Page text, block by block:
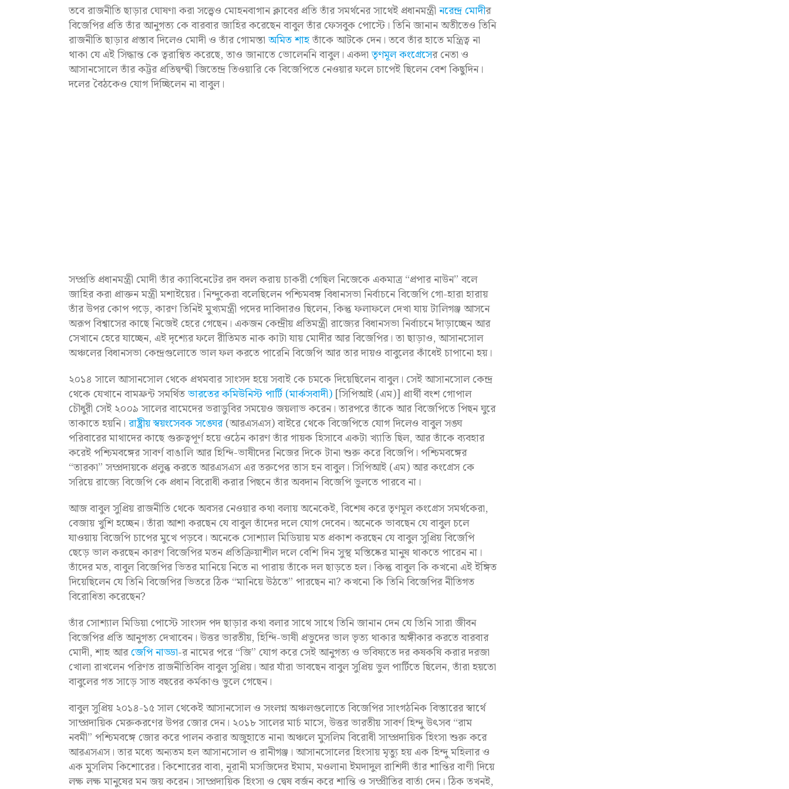
তবে রাজনীতি ছাড়ার ঘোষণা করা সত্ত্বেও মোহনবাগান ক্লাবের প্রতি তাঁর সমর্থনের সাথেই প্রধানমন্ত্রী নরেন্দ্র মোদীর
বিজেপির প্রতি তাঁর আনুগত্য কে বারবার জাহির করেছেন বাবুল তাঁর ফেসবুক পোস্টে। তিনি জানান অতীতেও তিনি
রাজনীতি ছাড়ার প্রস্তাব দিলেও মোদী ও তাঁর গোমস্তা অমিত শাহতাঁকে আটকে দেন। তবে তাঁর হাতে মন্ত্রিত্ব না
থাকা যে এই সিদ্ধান্ত কে ত্বরান্বিত করেছে, তাও জানাতে ভোলেননি বাবুল। একদাতৃণমূল কংগ্রেসের নেতা ও
আসানসোলে তাঁর কট্টর প্রতিদ্বন্দ্বী জিতেন্দ্র তিওয়ারি কে বিজেপিতে নেওয়ার ফলে চাপেই ছিলেন বেশ কিছুদিন।
দলের বৈঠকেও যোগ দিচ্ছিলেন না বাবুল।
সম্প্রতি প্রধানমন্ত্রী মোদী তাঁর ক্যাবিনেটের রদ বদল করায় চাকরী গেছিল নিজেকে একমাত্র “প্রপার নাউন” বলে
জাহির করা প্রাক্তন মন্ত্রী মশাইয়ের। নিন্দুকেরা বলেছিলেন পশ্চিমবঙ্গ বিধানসভা নির্বাচনে বিজেপি গো-হারা হারায়
তাঁর উপর কোপ পড়ে, কারণ তিনিই মুখ্যমন্ত্রী পদের দাবিদারও ছিলেন, কিন্তু ফলাফলে দেখা যায় টালিগঞ্জ আসনে
অরূপ বিশ্বাসের কাছে নিজেই হেরে গেছেন। একজন কেন্দ্রীয় প্রতিমন্ত্রী রাজ্যের বিধানসভা নির্বাচনে দাঁড়াচ্ছেন আর
সেখানে হেরে যাচ্ছেন, এই দৃশ্যের ফলে রীতিমত নাক কাটা যায় মোদীর আর বিজেপির। তা ছাড়াও, আসানসোল
অঞ্চলের বিধানসভা কেন্দ্রগুলোতে ভাল ফল করতে পারেনি বিজেপি আর তার দায়ও বাবুলের কাঁধেই চাপানো হয়।
২০১৪ সালে আসানসোল থেকে প্রথমবার সাংসদ হয়ে সবাই কে চমকে দিয়েছিলেন বাবুল। সেই আসানসোল কেন্দ্র
থেকে যেখানে বামফ্রন্ট সমর্থিতভারতের কমিউনিস্ট পার্টি (মার্কসবাদী) [সিপিআই (এম)] প্রার্থী বংশ গোপাল
চৌধুরী সেই ২০০৯ সালের বামেদের ভরাডুবির সময়েও জয়লাভ করেন। তারপরে তাঁকে আর বিজেপিতে পিছন ঘুরে
তাকাতে হয়নি। রাষ্ট্রীয় স্বয়ংসেবক সঙ্ঘের(আরএসএস) বাইরে থেকে বিজেপিতে যোগ দিলেও বাবুল সঙ্ঘ
পরিবারের মাথাদের কাছে গুরুত্বপূর্ণ হয়ে ওঠেন কারণ তাঁর গায়ক হিসাবে একটা খ্যাতি ছিল, আর তাঁকে ব্যবহার
করেই পশ্চিমবঙ্গের সাবর্ণ বাঙালি আর হিন্দি-ভাষীদের নিজের দিকে টানা শুরু করে বিজেপি। পশ্চিমবঙ্গের
“তারকা” সম্প্রদায়কে প্রলুব্ধ করতে আরএসএস এর তরুপের তাস হন বাবুল। সিপিআই (এম) আর কংগ্রেস কে
সরিয়ে রাজ্যে বিজেপি কে প্রধান বিরোধী করার পিছনে তাঁর অবদান বিজেপি ভুলতে পারবে না।
আজ বাবুল সুপ্রিয় রাজনীতি থেকে অবসর নেওয়ার কথা বলায় অনেকেই, বিশেষ করে তৃণমূল কংগ্রেস সমর্থকেরা,
বেজায় খুশি হচ্ছেন। তাঁরা আশা করছেন যে বাবুল তাঁদের দলে যোগ দেবেন। অনেকে ভাবছেন যে বাবুল চলে
যাওয়ায় বিজেপি চাপের মুখে পড়বে। অনেকে সোশ্যাল মিডিয়ায় মত প্রকাশ করছেন যে বাবুল সুপ্রিয় বিজেপি
ছেড়ে ভাল করছেন কারণ বিজেপির মতন প্রতিক্রিয়াশীল দলে বেশি দিন সুস্থ মস্তিষ্কের মানুষ থাকতে পারেন না।
তাঁদের মত, বাবুল বিজেপির ভিতর মানিয়ে নিতে না পারায় তাঁকে দল ছাড়তে হল। কিন্তু বাবুল কি কখনো এই ইঙ্গিত
দিয়েছিলেন যে তিনি বিজেপির ভিতরে ঠিক “মানিয়ে উঠতে” পারছেন না? কখনো কি তিনি বিজেপির নীতিগত
বিরোধিতা করেছেন?
তাঁর সোশ্যাল মিডিয়া পোস্টে সাংসদ পদ ছাড়ার কথা বলার সাথে সাথে তিনি জানান দেন যে তিনি সারা জীবন
বিজেপির প্রতি আনুগত্য দেখাবেন। উত্তর ভারতীয়, হিন্দি-ভাষী প্রভুদের ভাল ভৃত্য থাকার অঙ্গীকার করতে বারবার
মোদী, শাহ আরজেপি নাড্ডা-র নামের পরে “জি” যোগ করে সেই আনুগত্য ও ভবিষ্যতে দর কষকষি করার দরজা
খোলা রাখলেন পরিণত রাজনীতিবিদ বাবুল সুপ্রিয়। আর যাঁরা ভাবছেন বাবুল সুপ্রিয় ভুল পার্টিতে ছিলেন, তাঁরা হয়তো
বাবুলের গত সাড়ে সাত বছরের কর্মকাণ্ড ভুলে গেছেন।
বাবুল সুপ্রিয় ২০১৪-১৫ সাল থেকেই আসানসোল ও সংলগ্ন অঞ্চলগুলোতে বিজেপির সাংগঠনিক বিস্তারের স্বার্থে
সাম্প্রদায়িক মেরুকরণের উপর জোর দেন। ২০১৮ সালের মার্চ মাসে, উত্তর ভারতীয় সাবর্ণ হিন্দু উৎসব “রাম
নবমী” পশ্চিমবঙ্গে জোর করে পালন করার অজুহাতে নানা অঞ্চলে মুসলিম বিরোধী সাম্প্রদায়িক হিংসা শুরু করে
আরএসএস। তার মধ্যে অন্যতম হল আসানসোল ও রানীগঞ্জ। আসানসোলের হিংসায় মৃত্যু হয় এক হিন্দু মহিলার ও
এক মুসলিম কিশোরের। কিশোরের বাবা, নূরানী মসজিদের ইমাম, মওলানা ইমদাদুল রাশিদী তাঁর শান্তির বাণী দিয়ে
লক্ষ লক্ষ মানুষের মন জয় করেন। সাম্প্রদায়িক হিংসা ও দ্বেষ বর্জন করে শান্তি ও সম্প্রীতির বার্তা দেন। ঠিক তখনই,